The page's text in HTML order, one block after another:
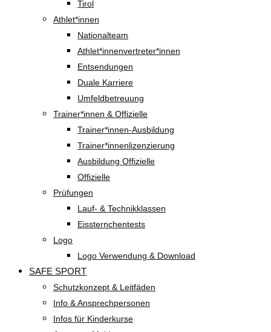
Tirol
Athlet*innen
Nationalteam
Athlet*innenvertreter*innen
Entsendungen
Duale Karriere
Umfeldbetreuung
Trainer*innen & Offizielle
Trainer*innen-Ausbildung
Trainer*innenlizenzierung
Ausbildung Offizielle
Offizielle
Prüfungen
Lauf- & Technikklassen
Eissternchentests
Logo
Logo Verwendung & Download
SAFE SPORT
Schutzkonzept & Leitfäden
Info & Ansprechpersonen
Infos für Kinderkurse